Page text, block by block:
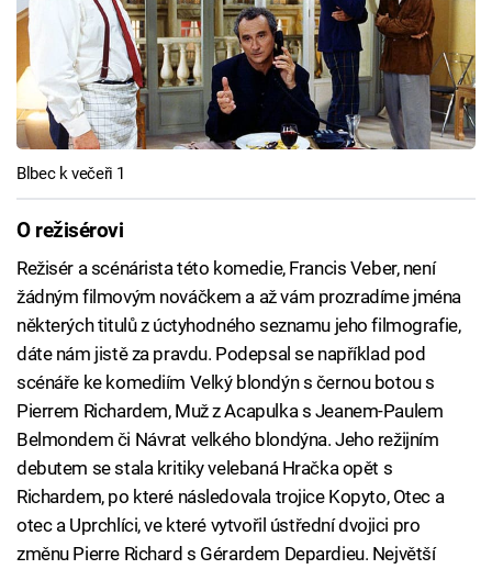
Blbec k večeři 1
O režisérovi
Režisér a scénárista této komedie, Francis Veber, není
žádným filmovým nováčkem a až vám prozradíme jména
některých titulů z úctyhodného seznamu jeho filmografie,
dáte nám jistě za pravdu. Podepsal se například pod
scénáře ke komediím Velký blondýn s černou botou s
Pierrem Richardem, Muž z Acapulka s Jeanem-Paulem
Belmondem či Návrat velkého blondýna. Jeho režijním
debutem se stala kritiky velebaná Hračka opět s
Richardem, po které následovala trojice Kopyto, Otec a
otec a Uprchlíci, ve které vytvořil ústřední dvojici pro
změnu Pierre Richard s Gérardem Depardieu. Největší